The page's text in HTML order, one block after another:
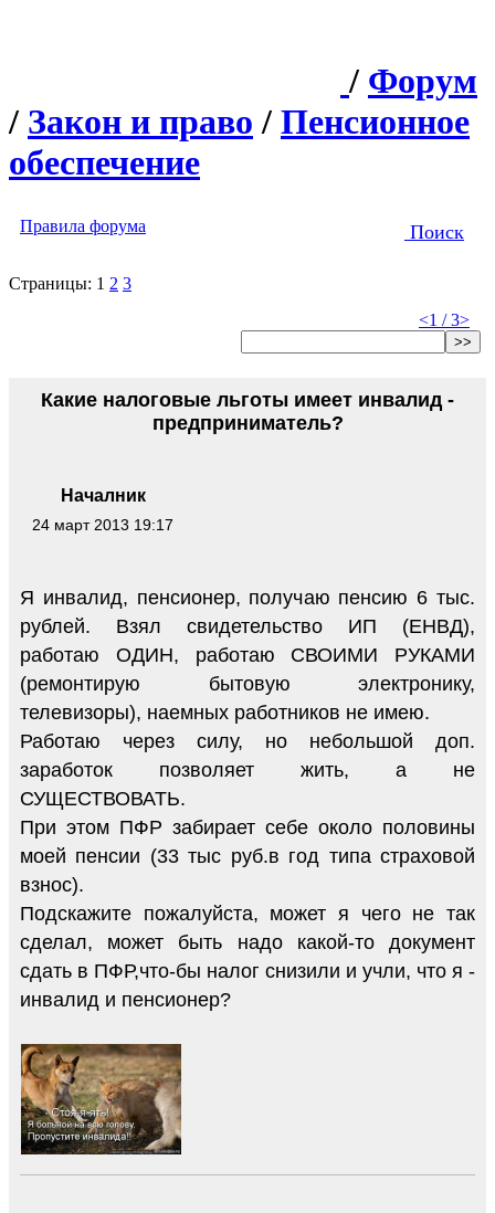
/ Форум
/ Закон и право / Пенсионное
обеспечение
Правила форума Поиск
Страницы: 1 2 3
<1 / 3>
>>
Началник
24 март 2013 19:17
Какие налоговые льготы имеет инвалид -
предприниматель?
Я инвалид, пенсионер, получаю пенсию 6 тыс.
рублей. Взял свидетельство ИП (ЕНВД),
работаю ОДИН, работаю СВОИМИ РУКАМИ
(ремонтирую бытовую электронику,
телевизоры), наемных работников не имею.
Работаю через силу, но небольшой доп.
заработок позволяет жить, а не
СУЩЕСТВОВАТЬ.
При этом ПФР забирает себе около половины
моей пенсии (33 тыс руб.в год типа страховой
взнос).
Подскажите пожалуйста, может я чего не так
сделал, может быть надо какой-то документ
сдать в ПФР,что-бы налог снизили и учли, что я -
инвалид и пенсионер?